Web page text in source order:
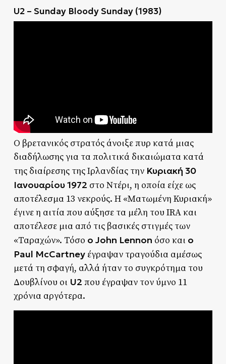
U2 – Sunday Bloody Sunday (1983)
Ο βρετανικός στρατός άνοιξε πυρ κατά μιας
διαδήλωσης για τα πολιτικά δικαιώματα κατά
της διαίρεσης της Ιρλανδίας την Κυριακή 30
Ιανουαρίου 1972 στο Ντέρι, η οποία είχε ως
αποτέλεσμα 13 νεκρούς. Η «Ματωμένη Κυριακή»
έγινε η αιτία που αύξησε τα μέλη του IRA και
αποτέλεσε μια από τις βασικές στιγμές των
«Ταραχών». Τόσο ο John Lennon όσο και ο
Paul McCartney έγραψαν τραγούδια αμέσως
μετά τη σφαγή, αλλά ήταν το συγκρότημα του
Δουβλίνου οι U2 που έγραψαν τον ύμνο 11
χρόνια αργότερα.